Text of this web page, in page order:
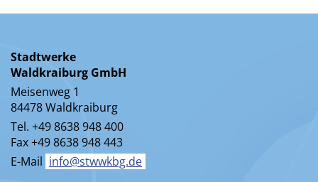
Stadtwerke
Waldkraiburg GmbH
Meisenweg 1
84478 Waldkraiburg
Tel. +49 8638 948 400
Fax +49 8638 948 443
E-Mail info@stwwkbg.de